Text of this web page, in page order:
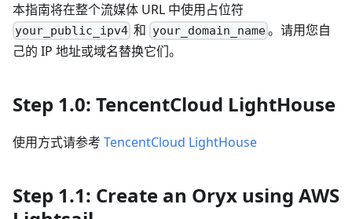
本指南将在整个流媒体 URL 中使用占位符
your_public_ipv4 和 your_domain_name。请用您自
己的 IP 地址或域名替换它们。
Step 1.0: TencentCloud LightHouse
使用方式请参考 TencentCloud LightHouse
Step 1.1: Create an Oryx using AWS